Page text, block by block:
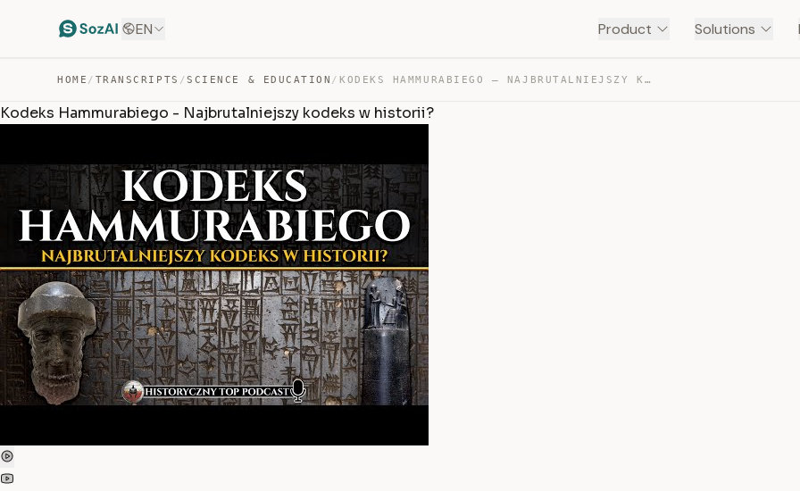
EN Product Solutions
HOME / TRANSCRIPTS /SCIENCE & EDUCATION / KODEKS HAMMURABIEGO – NAJBRUTALNIEJSZY KODEKS W HISTORII? — TRANSCRIPT
Kodeks Hammurabiego - Najbrutalniejszy kodeks w historii?